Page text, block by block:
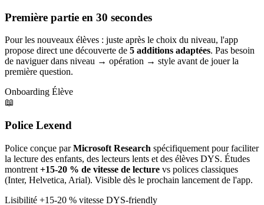
Première partie en 30 secondes
Pour les nouveaux élèves : juste après le choix du niveau, l'app
propose direct une découverte de 5 additions adaptées. Pas besoin
de naviguer dans niveau → opération → style avant de jouer la
première question.
Onboarding Élève
📖
Police Lexend
Police conçue parMicrosoft Research spécifiquement pour faciliter
la lecture des enfants, des lecteurs lents et des élèves DYS. Études
montrent +15-20 % de vitesse de lecture vs polices classiques
(Inter, Helvetica, Arial). Visible dès le prochain lancement de l'app.
Lisibilité +15-20 % vitesse DYS-friendly